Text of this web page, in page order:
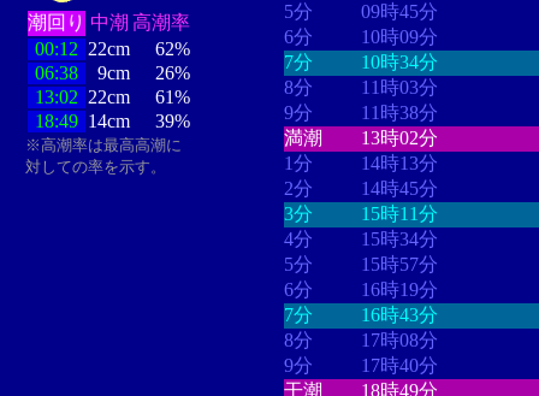
潮回り 中潮 高潮率
00:12 22cm
62%
06:38
9cm
26%
13:02 22cm
61%
18:49 14cm 39%
※高潮率は最高高潮に
対しての率を示す。
5分
09時45分
6分
10時09分
7分
10時34分
8分
11時03分
9分
11時38分
満潮
13時02分
1分
14時13分
2分
14時45分
3分
15時11分
4分
15時34分
5分
15時57分
6分
16時19分
7分
16時43分
8分
17時08分
9分
17時40分
干潮
18時49分